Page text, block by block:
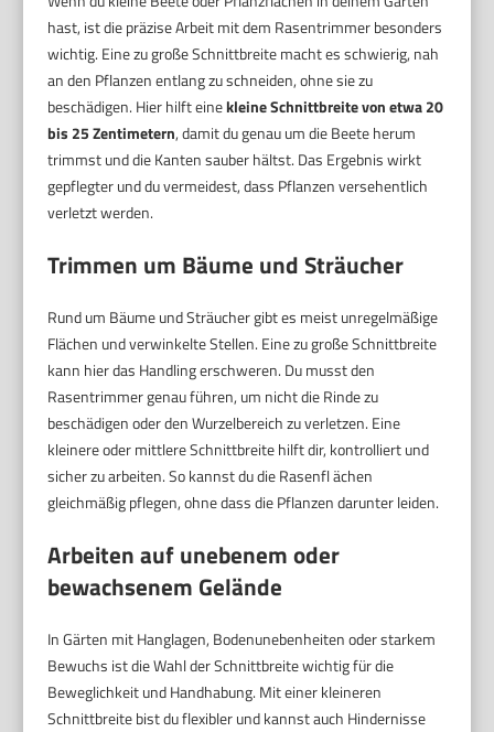
hast, ist die präzise Arbeit mit dem Rasentrimmer besonders
wichtig. Eine zu große Schnittbreite macht es schwierig, nah
an den Pflanzen entlang zu schneiden, ohne sie zu
beschädigen. Hier hilft einekleine Schnittbreite von etwa 20
bis 25 Zentimetern, damit du genau um die Beete herum
trimmst und die Kanten sauber hältst. Das Ergebnis wirkt
gepflegter und du vermeidest, dass Pflanzen versehentlich
verletzt werden.
Trimmen um Bäume und Sträucher
Rund um Bäume und Sträucher gibt es meist unregelmäßige
Flächen und verwinkelte Stellen. Eine zu große Schnittbreite
kann hier das Handling erschweren. Du musst den
Rasentrimmer genau führen, um nicht die Rinde zu
beschädigen oder den Wurzelbereich zu verletzen. Eine
kleinere oder mittlere Schnittbreite hilft dir, kontrolliert und
sicher zu arbeiten. So kannst du die Rasenfl ächen
gleichmäßig pflegen, ohne dass die Pflanzen darunter leiden.
Arbeiten auf unebenem oder
bewachsenem Gelände
In Gärten mit Hanglagen, Bodenunebenheiten oder starkem
Bewuchs ist die Wahl der Schnittbreite wichtig für die
Beweglichkeit und Handhabung. Mit einer kleineren
Schnittbreite bist du flexibler und kannst auch Hindernisse